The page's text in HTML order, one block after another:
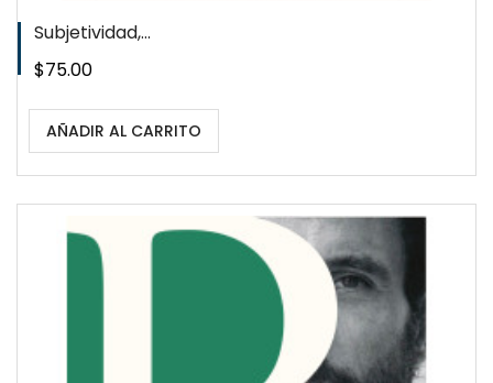
Subjetividad,...
Precio
$75.00
AÑADIR AL CARRITO